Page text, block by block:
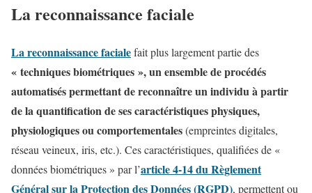
La reconnaissance faciale
La reconnaissance facialefait plus largement partie des
« techniques biométriques », un ensemble de procédés
automatisés permettant de reconnaître un individu à partir
de la quantification de ses caractéristiques physiques,
physiologiques ou comportementales(empreintes digitales,
réseau veineux, iris, etc.). Ces caractéristiques, qualifiées de «
données biométriques » par l’article 4-14 du Règlement
Général sur la Protection des Données (RGPD), permettent ou